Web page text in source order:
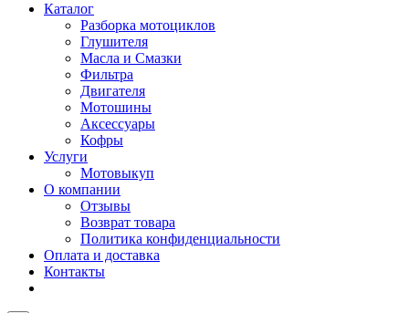
Каталог
Разборка мотоциклов
Глушителя
Масла и Смазки
Фильтра
Двигателя
Мотошины
Аксессуары
Кофры
Услуги
Мотовыкуп
О компании
Отзывы
Возврат товара
Политика конфиденциальности
Оплата и доставка
Контакты